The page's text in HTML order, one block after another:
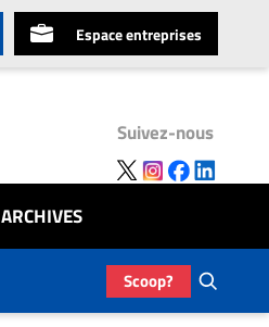
Espace entreprises
Suivez-nous
ARCHIVES
Scoop?